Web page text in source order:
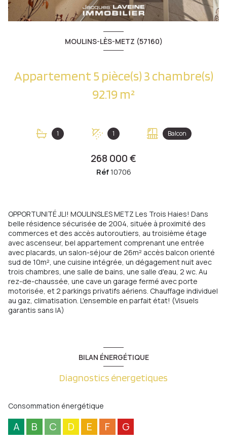
MOULINS-LÈS-METZ (57160)
Appartement 5 pièce(s) 3 chambre(s)
92.19 m²
1 1 Balcon
268 000 €
Réf10706
OPPORTUNITÉ JLI! MOULINSLES METZ Les Trois Haies! Dans
belle résidence sécurisée de 2004, située à proximité des
commerces et des accès autoroutiers, au troisième étage
avec ascenseur, bel appartement comprenant une entrée
avec placards, un salon-séjour de 26m² accès balcon orienté
sud de 10m², une cuisine intégrée, un dégagement nuit avec
trois chambres, une salle de bains, une salle d'eau, 2 wc. Au
rez-de-chaussée, une cave un garage fermé avec porte
motorisée, et 2 parkings privatifs aériens. Chauffage individuel
au gaz, climatisation. L'ensemble en parfait état! (Visuels
garantis sans IA)
BILAN ÉNERGÉTIQUE
Diagnostics énergetiques
Consommation énergétique
A B C D E F G